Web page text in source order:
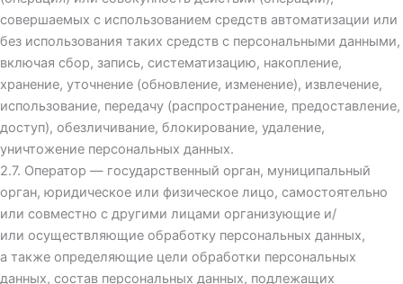
совершаемых с использованием средств автоматизации или
без использования таких средств с персональными данными,
включая сбор, запись, систематизацию, накопление,
хранение, уточнение (обновление, изменение), извлечение,
использование, передачу (распространение, предоставление,
доступ), обезличивание, блокирование, удаление,
уничтожение персональных данных.
2.7. Оператор — государственный орган, муниципальный
орган, юридическое или физическое лицо, самостоятельно
или совместно с другими лицами организующие и/
или осуществляющие обработку персональных данных,
а также определяющие цели обработки персональных
данных, состав персональных данных, подлежащих